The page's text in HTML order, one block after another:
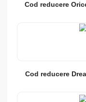
Cod reducere
Cod reducere